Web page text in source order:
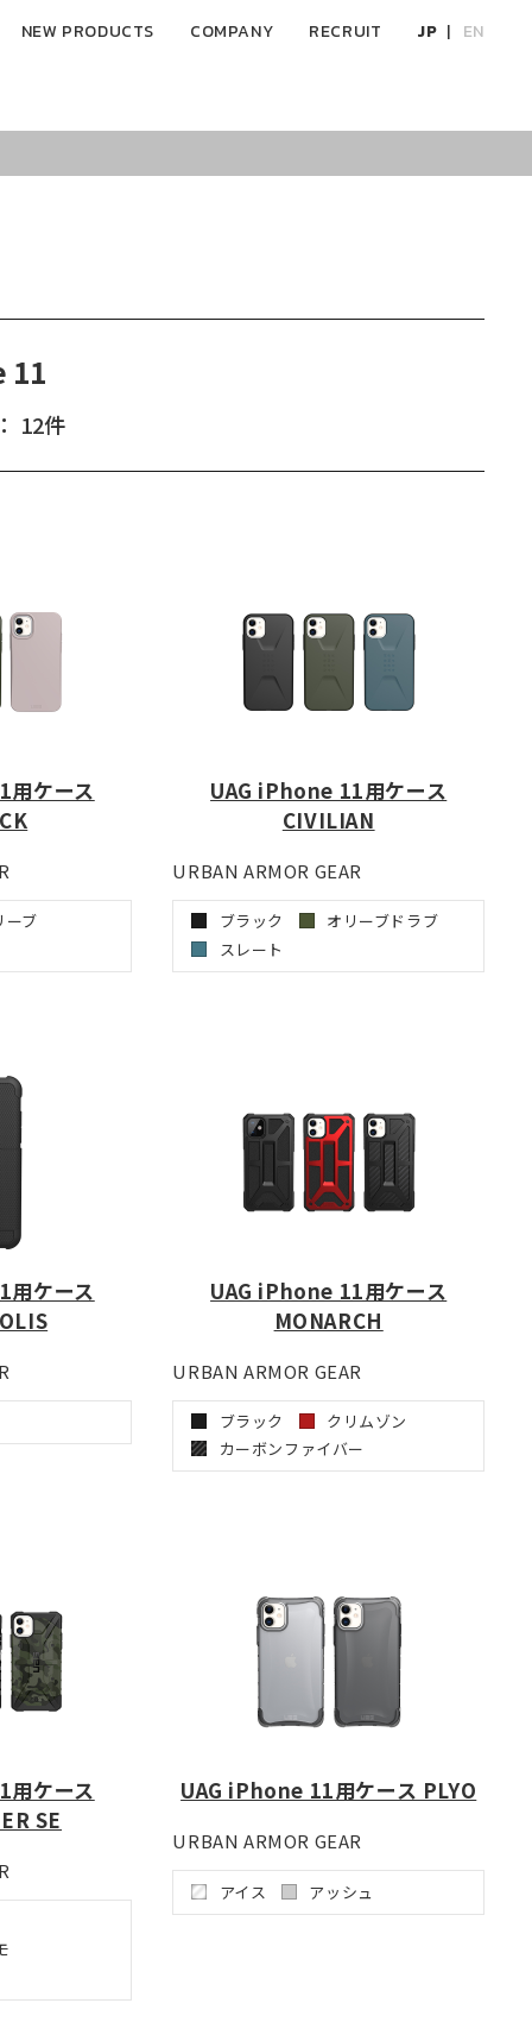
NEW PRODUCTS COMPANY RECRUIT JP EN
11
12件
用ケース
ブ
UAG iPhone 11用ケース
CIVILIAN
URBAN ARMOR GEAR
ブラック
オリーブドラブ
スレート
用ケース
UAG iPhone 11用ケース
MONARCH
URBAN ARMOR GEAR
ブラック
クリムゾン
カーボンファイバー
用ケース
SE
UAG iPhone 11用ケース PLYO
URBAN ARMOR GEAR
アイス アッシュ